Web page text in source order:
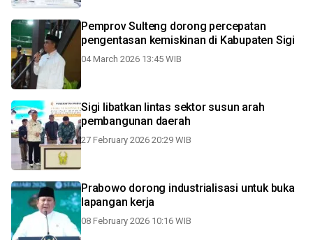
Pemprov Sulteng dorong percepatan
pengentasan kemiskinan di Kabupaten Sigi
04 March 2026 13:45 WIB
Sigi libatkan lintas sektor susun arah
pembangunan daerah
27 February 2026 20:29 WIB
Prabowo dorong industrialisasi untuk buka
lapangan kerja
08 February 2026 10:16 WIB